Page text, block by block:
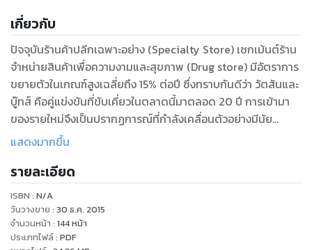
เกี่ยวกับ
ปัจจุบันร้านค้าปลีกเฉพาะอย่าง (Specialty Store) เซกเม้นต์ร้าน
จำหน่ายสินค้าเพื่อความงามและสุขภาพ (Drug store) มีอัตราการ
ขยายตัวในเกณฑ์สูงเฉลี่ยถึง 15% ต่อปี ซึ่งทราบกันดีว่า วัตสันและ
บู๊ทส์ คือคู่แข่งขันที่ขับเคี่ยวในตลาดนี้มาตลอด 20 ปี การเข้ามา
ของรายใหม่จึงเป็นปรากฏการณ์ที่กำลังเคลื่อนตัวอย่างมีนัย
สำคัญตลอดช่วง 2-3 ปีที่ผ่านมา เพราะเป็นการเข้าสู่ตลาดของ
การร่วมทุนกับองค์กรใหญ่ของไทย ไม่ว่าจะเป็น สหกรุ๊ปในเครือสห
พัฒน์ , เบอร์รี่ ยุคเกอร์ และ เครือเซ็นทรัล อย่างไรก็ตามการจะ
พลิกจะขั้วในตลาดดรักสโตร์เชื่อว่าไม่อาจจะเห็นกันได้ในระยะสั้น
แน่นอน แต่ที่สำคัญ ณ เวลานี้ คือ ยุทธวิธีของทุนญี่ปุ่นซึ่งมี
วัฒนธรรมการขายที่เป็นเอกลักษณ์เฉพาะตัว เมื่อนำมาขับเคลื่อน
แสดงมากขึ้น
รายละเอียด
ISBN : N/A
วันวางขาย : 30 ธ.ค. 2015
จำนวนหน้า : 144หน้า
ประเภทไฟล์: PDF